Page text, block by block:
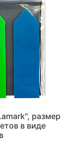
размер
в виде